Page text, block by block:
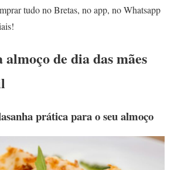
tudo no Bretas, no app, no Whatsapp
de dia das mães
prática para o seu almoço